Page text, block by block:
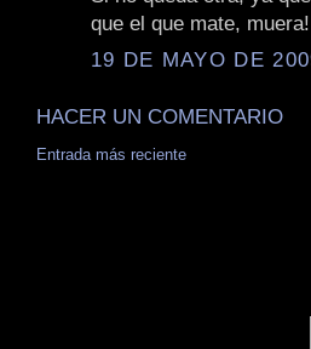
que el que mate, muera!
19 DE MAYO DE
HACER UN COMENTARIO
Entrada más reciente